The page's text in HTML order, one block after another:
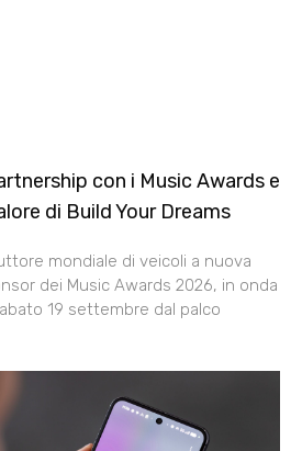
con i Music Awards e
di Build Your Dreams
mondiale di veicoli a nuova
dei Music Awards 2026, in onda
19 settembre dal palco